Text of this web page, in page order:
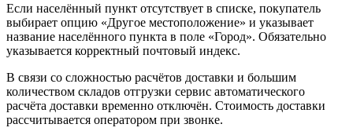
Если населённый пункт отсутствует в списке, покупатель
выбирает опцию «Другое местоположение» и указывает
название населённого пункта в поле «Город». Обязательно
указывается корректный почтовый индекс.
В связи со сложностью расчётов доставки и большим
количеством складов отгрузки сервис автоматического
расчёта доставки временно отключён. Стоимость доставки
рассчитывается оператором при звонке.